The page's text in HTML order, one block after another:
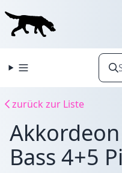
zurück zur Liste
Bass 4+5